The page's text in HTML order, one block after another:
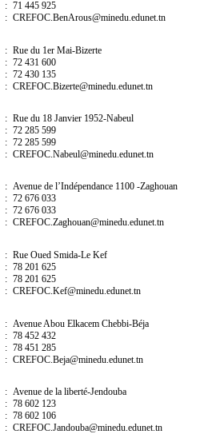
: 71 445 925
: CREFOC.BenArous@minedu.edunet.tn
: Rue du 1er Mai-Bizerte
: 72 431 600
: 72 430 135
: CREFOC.Bizerte@minedu.edunet.tn
: Rue du 18 Janvier 1952-Nabeul
: 72 285 599
: 72 285 599
: CREFOC.Nabeul@minedu.edunet.tn
: Avenue de l’Indépendance 1100 -Zaghouan
: 72 676 033
: 72 676 033
: CREFOC.Zaghouan@minedu.edunet.tn
: Rue Oued Smida-Le Kef
: 78 201 625
: 78 201 625
: CREFOC.Kef@minedu.edunet.tn
: Avenue Abou Elkacem Chebbi-Béja
: 78 452 432
: 78 451 285
: CREFOC.Beja@minedu.edunet.tn
: Avenue de la liberté-Jendouba
: 78 602 123
: 78 602 106
: CREFOC.Jandouba@minedu.edunet.tn